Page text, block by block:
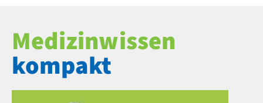
Medizinwissen
kompakt